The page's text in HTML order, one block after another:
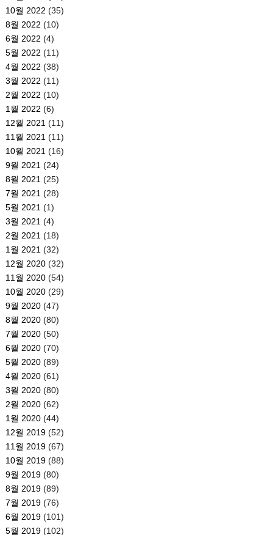
10월 2022 (35)
8월 2022 (10)
6월 2022 (4)
5월 2022 (11)
4월 2022 (38)
3월 2022 (11)
2월 2022 (10)
1월 2022 (6)
12월 2021 (11)
11월 2021 (11)
10월 2021 (16)
9월 2021 (24)
8월 2021 (25)
7월 2021 (28)
5월 2021 (1)
3월 2021 (4)
2월 2021 (18)
1월 2021 (32)
12월 2020(32)
11월 2020(54)
10월 2020(29)
9월 2020(47)
8월 2020(80)
7월 2020(50)
6월 2020(70)
5월 2020(89)
4월 2020(61)
3월 2020(80)
2월 2020(62)
1월 2020(44)
12월 2019(52)
11월 2019(67)
10월 2019(88)
9월 2019(80)
8월 2019(89)
7월 2019(76)
6월 2019(101)
5월 2019(102)